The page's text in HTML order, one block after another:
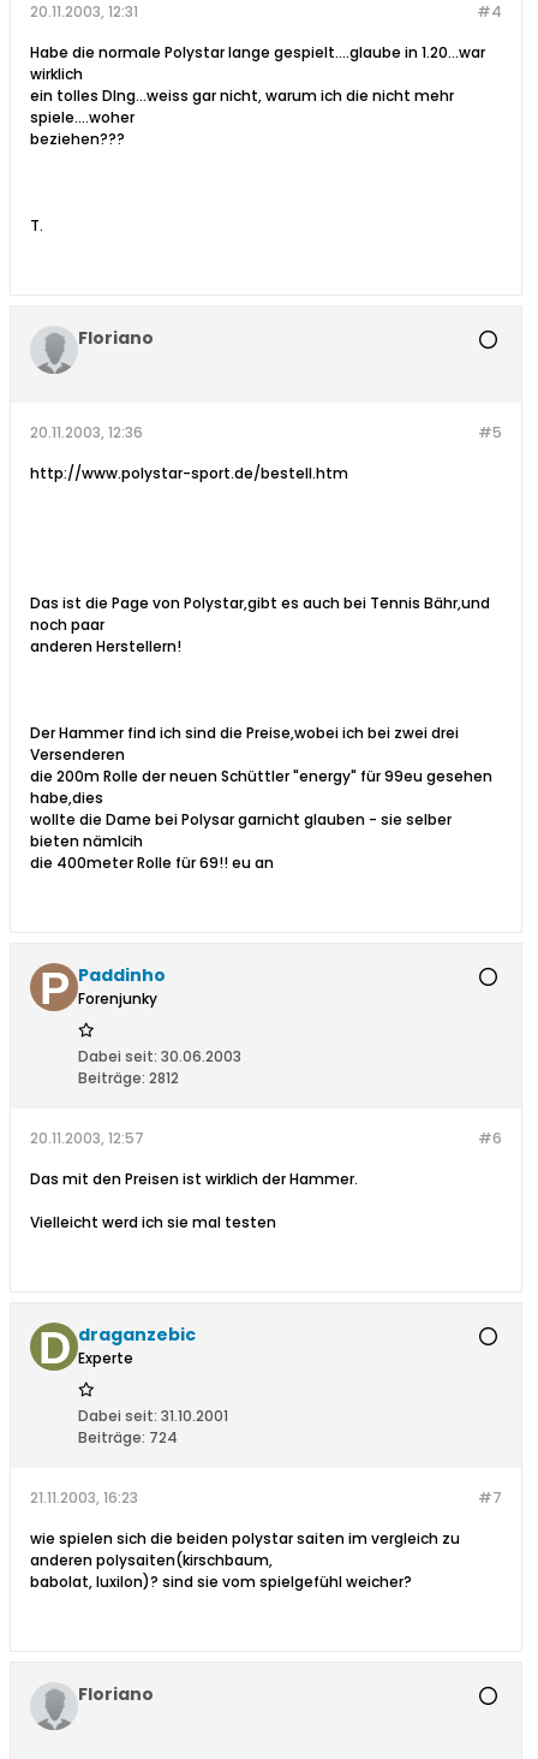
#4
20.11.2003, 12:31
Habe die normale Polystar lange gespielt....glaube in 1.20...war
wirklich
ein tolles DIng...weiss gar nicht, warum ich die nicht mehr
spiele....woher
beziehen???
T.
Floriano
#5
20.11.2003, 12:36
http://www.polystar-sport.de/bestell.htm
Das ist die Page von Polystar,gibt es auch bei Tennis Bähr,und
noch paar
anderen Herstellern!
Der Hammer find ich sind die Preise,wobei ich bei zwei drei
Versenderen
die 200m Rolle der neuen Schüttler "energy" für 99eu gesehen
habe,dies
wollte die Dame bei Polysar garnicht glauben - sie selber
bieten nämlcih
die 400meter Rolle für 69!! eu an
Paddinho
Forenjunky
Dabei seit: 30.06.2003
Beiträge: 2812
#6
20.11.2003, 12:57
Das mit den Preisen ist wirklich der Hammer.
Vielleicht werd ich sie mal testen
draganzebic
Experte
Dabei seit: 31.10.2001
Beiträge: 724
#7
21.11.2003, 16:23
wie spielen sich die beiden polystar saiten im vergleich zu
anderen polysaiten(kirschbaum,
babolat, luxilon)? sind sie vom spielgefühl weicher?
Floriano